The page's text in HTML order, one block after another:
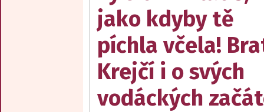
jako kdyby tě
píchla včela!
Krejčí i o svých
vodáckých